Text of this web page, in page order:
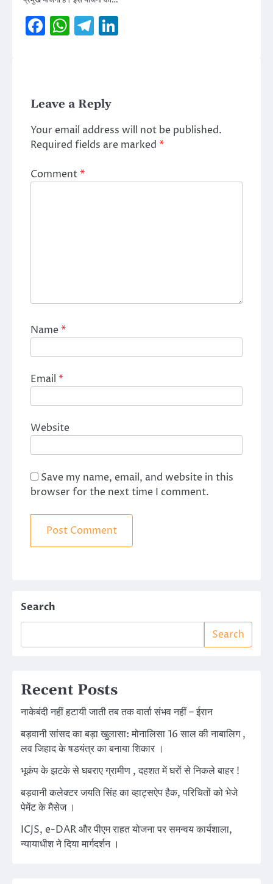
Facebook
WhatsApp
Telegram
Leave a Reply
Your email address will not be published.
Required fields are marked *
Comment*
Name*
Email *
Website
Save my name, email, and website in this
browser for the next time I comment.
Search
Search
Recent Posts
नाकेबंदी नहीं हटायी जाती तब तक वार्ता संभव नहीं – ईरान
बड़वानी सांसद का बड़ा खुलासा: मोनालिसा 16 साल की नाबालिग ,
लव जिहाद के षडयंत्र का बनाया शिकार ।
भूकंप के झटके से घबराए ग्रामीण , दहशत में घरों से निकले बाहर !
बड़वानी कलेक्टर जयति सिंह का व्हाट्सऐप हैक, परिचितों को भेजे
पेमेंट के मैसेज ।
ICJS, e-DAR और पीएम राहत योजना पर समन्वय कार्यशाला,
न्यायाधीश ने दिया मार्गदर्शन ।